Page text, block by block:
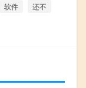
软件 还不